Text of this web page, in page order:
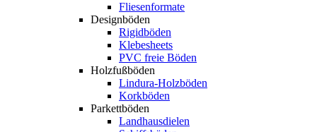
Fliesenformate
Designböden
Rigidböden
Klebesheets
PVC freie Böden
Holzfußböden
Lindura-Holzböden
Korkböden
Parkettböden
Landhausdielen